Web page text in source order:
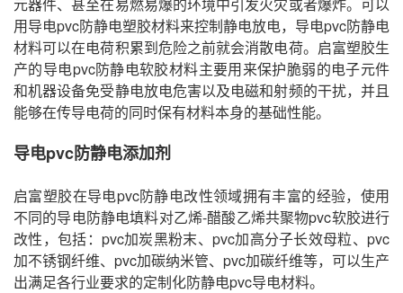
元器件、甚至在易燃易爆的环境中引发火灾或者爆炸。可以
用导电pvc防静电塑胶材料来控制静电放电，导电pvc防静电
材料可以在电荷积累到危险之前就会消散电荷。启富塑胶生
产的导电pvc防静电软胶材料主要用来保护脆弱的电子元件
和机器设备免受静电放电危害以及电磁和射频的干扰，并且
能够在传导电荷的同时保有材料本身的基础性能。
导电pvc防静电添加剂
启富塑胶在导电pvc防静电改性领域拥有丰富的经验，使用
不同的导电防静电填料对乙烯-醋酸乙烯共聚物pvc软胶进行
改性，包括：pvc加炭黑粉末、pvc加高分子长效母粒、pvc
加不锈钢纤维、pvc加碳纳米管、pvc加碳纤维等，可以生产
出满足各行业要求的定制化防静电pvc导电材料。